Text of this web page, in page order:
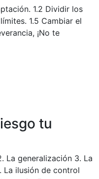
1.2 Dividir los
1.5 Cambiar el
¡No te
tu
La generalización 3. La
La ilusión de control